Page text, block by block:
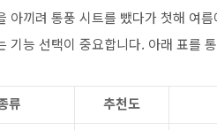
아끼려 통풍 시트를 뺐다가 첫해 여
기능 선택이 중요합니다. 아래 표를
류 추천도